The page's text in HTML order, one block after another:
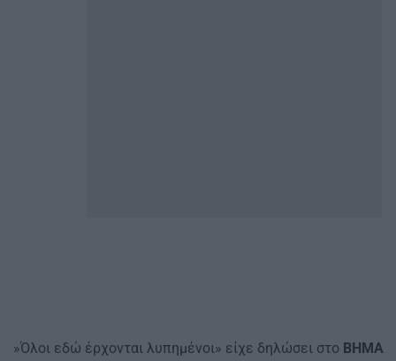
»Όλοι εδώ έρχονται λυπημένοι» είχε δηλώσει στο ΒΗΜΑ